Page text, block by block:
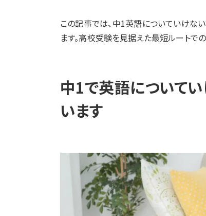
この記事では、中1英語についていけな
ます。高校受験を見据えた最短ルートで
中1で英語について
います